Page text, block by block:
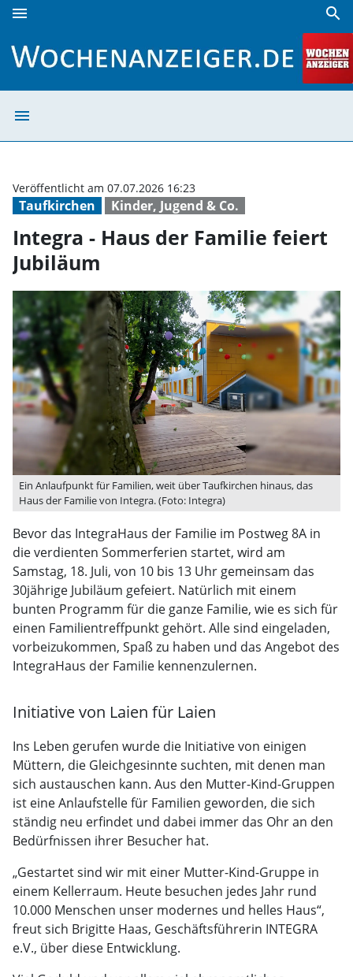
menu search
menu
Taufkirchen Kinder, Jugend & Co.
Veröffentlicht am 07.07.2026 16:23
Integra - Haus der Familie feiert
Jubiläum
Ein Anlaufpunkt für Familien, weit über Taufkirchen hinaus, das
Haus der Familie von Integra. (Foto: Integra)
Bevor das IntegraHaus der Familie im Postweg 8A in
die verdienten Sommerferien startet, wird am
Samstag, 18. Juli, von 10 bis 13 Uhr gemeinsam das
30jährige Jubiläum gefeiert. Natürlich mit einem
bunten Programm für die ganze Familie, wie es sich für
einen Familientreffpunkt gehört. Alle sind eingeladen,
vorbeizukommen, Spaß zu haben und das Angebot des
IntegraHaus der Familie kennenzulernen.
Initiative von Laien für Laien
Ins Leben gerufen wurde die Initiative von einigen
Müttern, die Gleichgesinnte suchten, mit denen man
sich austauschen kann. Aus den Mutter-Kind-Gruppen
ist eine Anlaufstelle für Familien geworden, die sich
ständig neu erfindet und dabei immer das Ohr an den
Bedürfnissen ihrer Besucher hat.
„Gestartet sind wir mit einer Mutter-Kind-Gruppe in
einem Kellerraum. Heute besuchen jedes Jahr rund
10.000 Menschen unser modernes und helles Haus“,
freut sich Brigitte Haas, Geschäftsführerin INTEGRA
e.V., über diese Entwicklung.